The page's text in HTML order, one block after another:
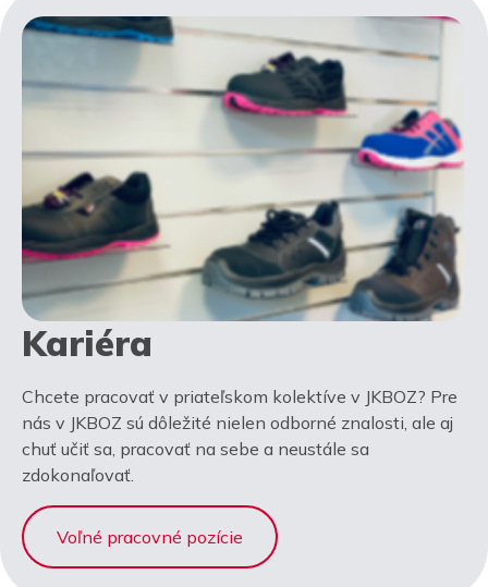
Kariéra
Chcete pracovať v priateľskom kolektíve v JKBOZ? Pre
nás v JKBOZ sú dôležité nielen odborné znalosti, ale aj
chuť učiť sa, pracovať na sebe a neustále sa
zdokonaľovať.
Voľné pracovné pozície